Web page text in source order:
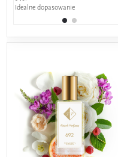
Idealne dopasowanie